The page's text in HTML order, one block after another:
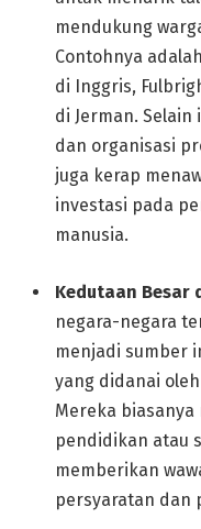
mendukung
Contohnya
di Inggris,
di Jerman. Selain
dan organisasi
juga kerap
investasi pada
manusia.
Kedutaan Besar
negara-negara
menjadi sumber
yang didanai
Mereka
pendidikan atau
memberikan
persyaratan dan